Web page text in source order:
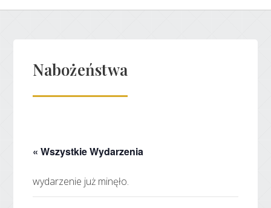
Nabożeństwa
« Wszystkie Wydarzenia
wydarzenie już minęło.